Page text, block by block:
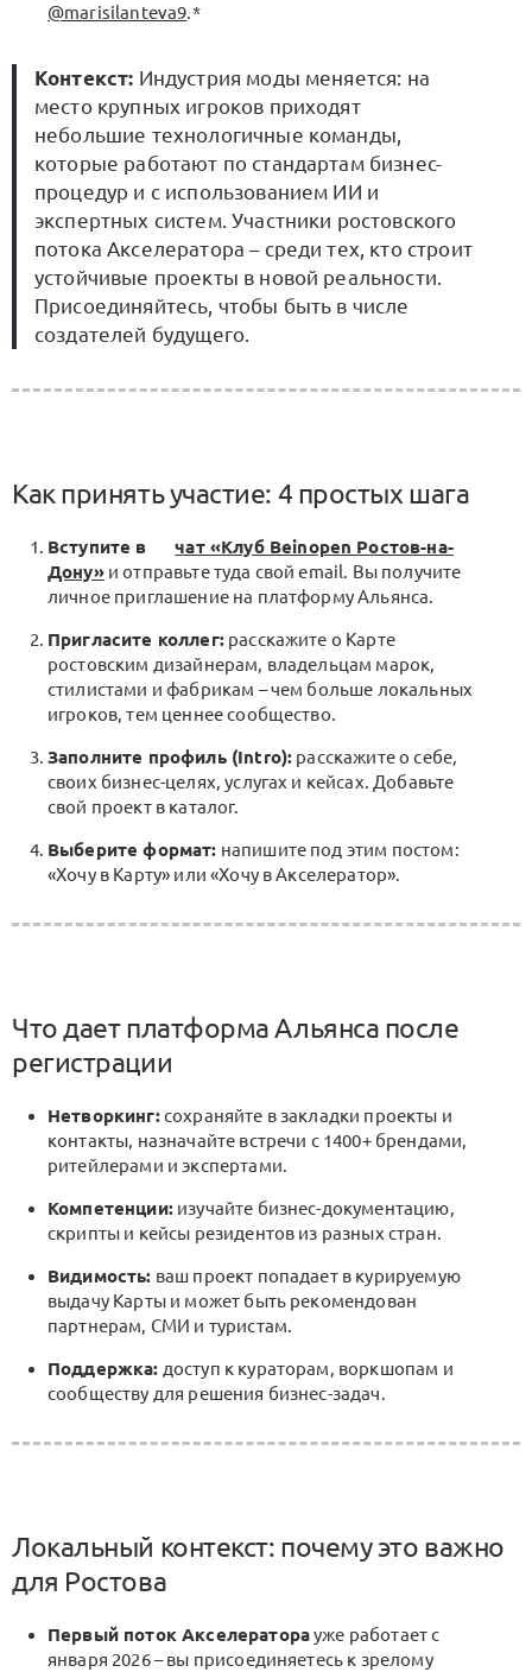
@marisilanteva9.*
Контекст: Индустрия моды меняется: на
место крупных игроков приходят
небольшие технологичные команды,
которые работают по стандартам бизнес-
процедур и с использованием ИИ и
экспертных систем. Участники ростовского
потока Акселератора – среди тех, кто строит
устойчивые проекты в новой реальности.
Присоединяйтесь, чтобы быть в числе
создателей будущего.
Как принять участие: 4 простых шага
Вступите в
чат «Клуб Beinopen Ростов-на-
Дону»и отправьте туда свой email. Вы получите
личное приглашение на платформу Альянса.
Пригласите коллег:расскажите о Карте
ростовским дизайнерам, владельцам марок,
стилистами и фабрикам – чем больше локальных
игроков, тем ценнее сообщество.
Заполните профиль (Intro): расскажите о себе,
своих бизнес-целях, услугах и кейсах. Добавьте
свой проект в каталог.
Выберите формат: напишите под этим постом:
«Хочу в Карту» или «Хочу в Акселератор».
Что дает платформа Альянса после
регистрации
Нетворкинг:сохраняйте в закладки проекты и
контакты, назначайте встречи с 1400+ брендами,
ритейлерами и экспертами.
Компетенции:изучайте бизнес-документацию,
скрипты и кейсы резидентов из разных стран.
Видимость: ваш проект попадает в курируемую
выдачу Карты и может быть рекомендован
партнерам, СМИ и туристам.
Поддержка: доступ к кураторам, воркшопам и
сообществу для решения бизнес-задач.
Локальный контекст: почему это важно
для Ростова
Первый поток Акселераторауже работает с
января 2026 – вы присоединяетесь к зрелому